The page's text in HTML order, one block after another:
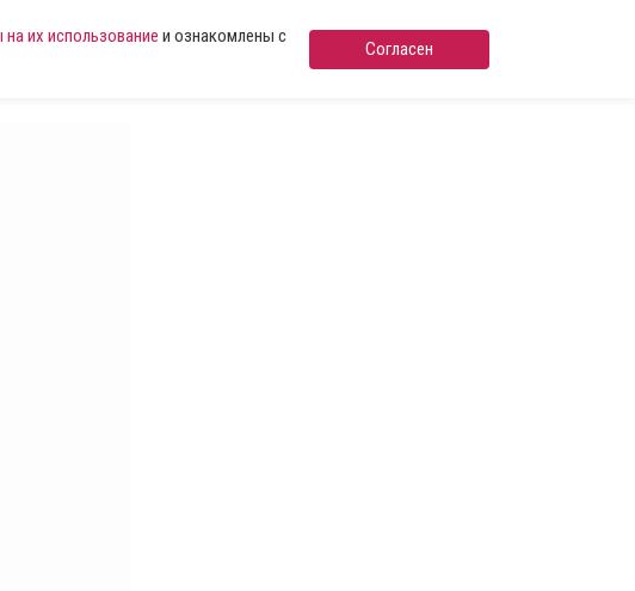
на их использование и ознакомлены с
Согласен